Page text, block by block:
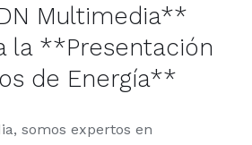
Multimedia**
la **Presentación
de Energía**
somos expertos en